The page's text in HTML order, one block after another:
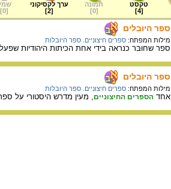
טקסט
[
4
]
תמונה
[
0
]
ערך לקסיקוני
[
2
]
[
0
]
ספר היוֹבְלים
מילות המפתח: ספרים חיצוניים. ספר היובלות
ספר שחוּבּר כנראה בידי אחת הכיתות היהודיות
ספר היובלים
מילות המפתח: ספרים חיצוניים. ספר היובלות
אחד הספרים החיצוניים, מעין מדרש היסטורי על